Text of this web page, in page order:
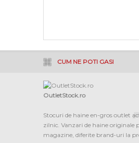
CUM NE POTI GASI
OutletStock.ro
Stocuri de haine en-gros outlet
zilnic. Vanzari de haine originale
magazine, diferite brand-uri la